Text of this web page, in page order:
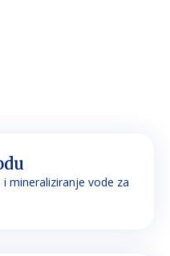
mineraliziranje vode za